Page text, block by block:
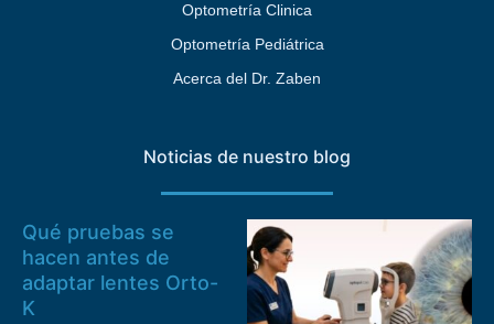
Optometría Clinica
Optometría Pediátrica
Acerca del Dr. Zaben
Noticias de nuestro blog
Qué pruebas se
hacen antes de
adaptar lentes Orto-
K